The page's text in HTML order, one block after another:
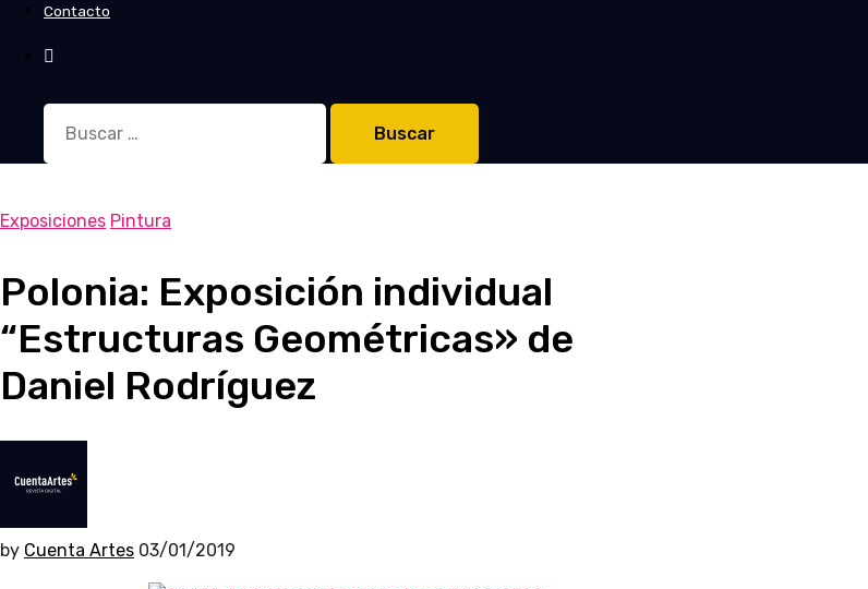
Contacto
Buscar:
Exposiciones Pintura
Polonia: Exposición individual
“Estructuras Geométricas» de
Daniel Rodríguez
by Cuenta Artes 03/01/2019